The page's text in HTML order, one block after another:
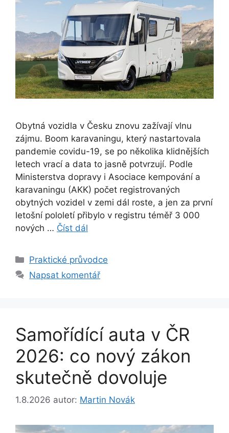
Obytná vozidla v Česku znovu zažívají vlnu
zájmu. Boom karavaningu, který nastartovala
pandemie covidu-19, se po několika klidnějších
letech vrací a data to jasně potvrzují. Podle
Ministerstva dopravy i Asociace kempování a
karavaningu (AKK) počet registrovaných
obytných vozidel v zemi dál roste, a jen za první
letošní pololetí přibylo v registru téměř 3 000
nových … Číst dál
Rubriky
Praktické průvodce
Napsat komentář
Samořídící auta v ČR
2026: co nový zákon
skutečně dovoluje
1.8.2026 autor: Martin Novák